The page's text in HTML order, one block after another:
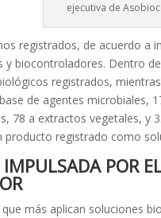
ejecutiva de
registrados, de acuerdo a
y biocontroladores. Dentro
registrados,
de agentes microbiales,
78 a extractos vegetales, y
producto registrado como
POR
más aplican soluciones